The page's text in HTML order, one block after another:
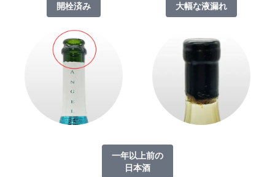
開栓済み 大幅な液漏れ
一年以上前の
日本酒